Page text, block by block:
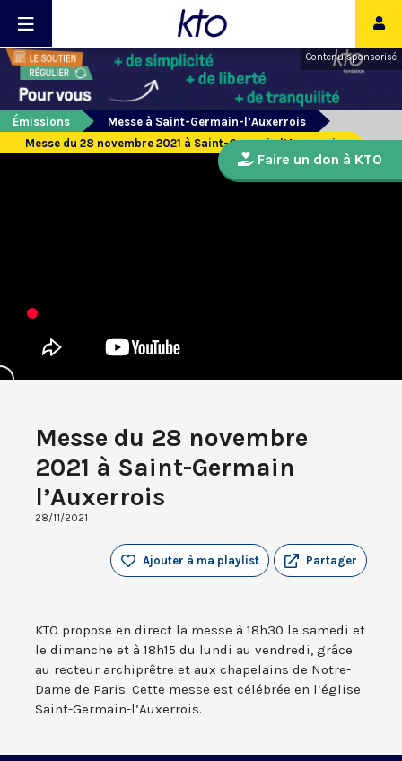
Contenu sponsorisé
Émissions
Messe à Saint-Germain-l’Auxerrois
Messe du 28 novembre 2021 à Saint-Germain l’Auxerrois
Messe du 28 novembre
2021 à Saint-Germain
l’Auxerrois
28/11/2021
Partager
Ajouter à ma playlist
KTO propose en direct la messe à 18h30 le samedi et
le dimanche et à 18h15 du lundi au vendredi, grâce
au recteur archiprêtre et aux chapelains de Notre-
Dame de Paris. Cette messe est célébrée en l’église
Saint-Germain-l’Auxerrois.
Faire un don à KTO